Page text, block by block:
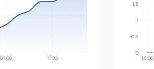
07:00 11:00 15:00
0
0.5
1
1.5